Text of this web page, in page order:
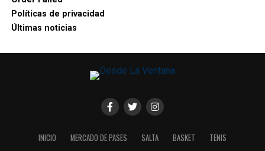
Políticas de privacidad
Últimas noticias
INICIO MERCADO DE PASES SALTA BASKET TENIS